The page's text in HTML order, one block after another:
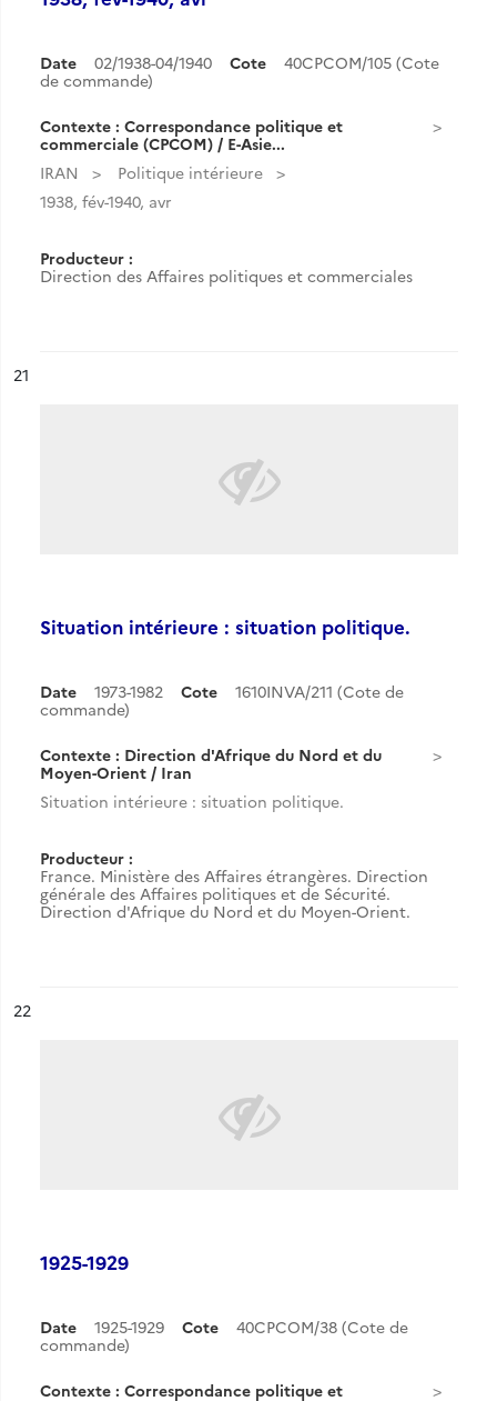
Date 02/1938-04/1940 Cote
40CPCOM/105 (Cote
de commande)
Contexte : Correspondance politique et
commerciale (CPCOM) / E-Asie...
IRAN
Politique intérieure
1938, fév-1940, avr
Producteur :
Direction des Affaires politiques et commerciales
n°
21
Situation intérieure : situation politique.
Date 1973-1982 Cote
1610INVA/211 (Cote de
commande)
Contexte : Direction d'Afrique du Nord et du
Moyen-Orient / Iran
Situation intérieure : situation politique.
Producteur :
France. Ministère des Affaires étrangères. Direction
générale des Affaires politiques et de Sécurité.
Direction d'Afrique du Nord et du Moyen-Orient.
n°
22
1925-1929
Date 1925-1929 Cote
40CPCOM/38 (Cote de
commande)
Contexte : Correspondance politique et